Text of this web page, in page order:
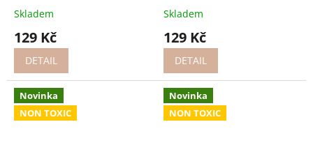
Skladem
129 Kč
DETAIL
Skladem
129 Kč
DETAIL
Novinka
NON TOXIC
Novinka
NON TOXIC